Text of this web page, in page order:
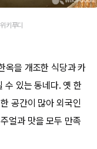
키푸디
옥을 개조한 식당과 카
수 있는 동네다. 옛 한
공간이 많아 외국인
얼과 맛을 모두 만족